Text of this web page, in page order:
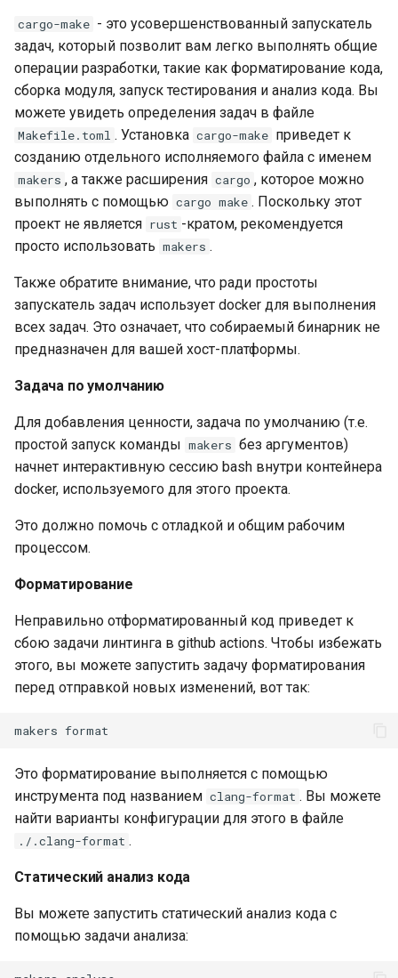
cargo-make - это усовершенствованный запускатель
задач, который позволит вам легко выполнять общие
операции разработки, такие как форматирование кода,
сборка модуля, запуск тестирования и анализ кода. Вы
можете увидеть определения задач в файле
Makefile.toml . Установка cargo-make приведет к
созданию отдельного исполняемого файла с именем
makers , а также расширения cargo , которое можно
выполнять с помощью cargo make . Поскольку этот
проект не является rust -кратом, рекомендуется
просто использовать makers .
Также обратите внимание, что ради простоты
запускатель задач использует docker для выполнения
всех задач. Это означает, что собираемый бинарник не
предназначен для вашей хост-платформы.
Задача по умолчанию
Для добавления ценности, задача по умолчанию (т.е.
простой запуск команды makers без аргументов)
начнет интерактивную сессию bash внутри контейнера
docker, используемого для этого проекта.
Это должно помочь с отладкой и общим рабочим
процессом.
Форматирование
Неправильно отформатированный код приведет к
сбою задачи линтинга в github actions. Чтобы избежать
этого, вы можете запустить задачу форматирования
перед отправкой новых изменений, вот так:
makers
Это форматирование выполняется с помощью
инструмента под названием clang-format . Вы можете
найти варианты конфигурации для этого в файле
./.clang-format .
Статический анализ кода
Вы можете запустить статический анализ кода с
помощью задачи анализа: